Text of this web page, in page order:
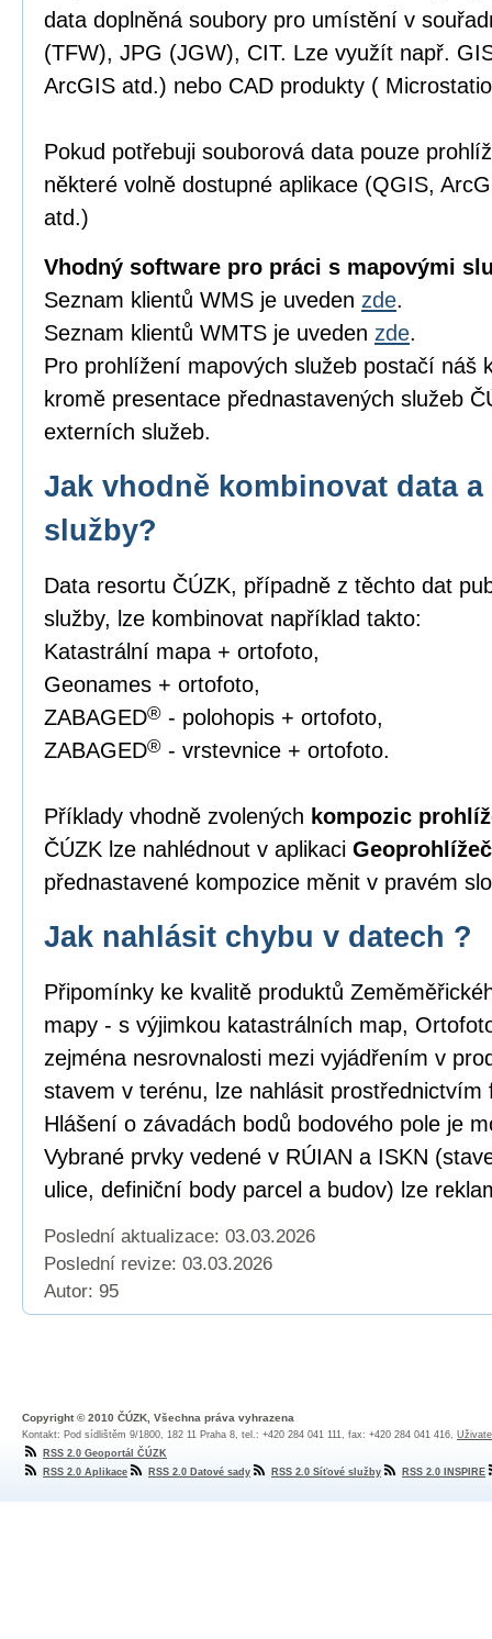
data doplněná soubory pro umístění v
(TFW), JPG (JGW), CIT. Lze využít např.
ArcGIS atd.) nebo CAD produkty (
Pokud potřebuji souborová data pouze
některé volně dostupné aplikace (QGIS,
atd.)
Vhodný software pro práci s mapovými
Seznam klientů WMS je uveden zde.
Seznam klientů WMTS je uveden zde.
Pro prohlížení mapových služeb postačí náš
kromě presentace přednastavených služeb
externích služeb.
Jak vhodně kombinovat data
služby?
Data resortu ČÚZK, případně z těchto dat
služby, lze kombinovat například takto:
Katastrální mapa + ortofoto,
Geonames + ortofoto,
ZABAGED® - polohopis + ortofoto,
ZABAGED® - vrstevnice + ortofoto.
Příklady vhodně zvolených kompozic
ČÚZK lze nahlédnout v aplikaci Geoprohlížeč
přednastavené kompozice měnit v pravém
Jak nahlásit chybu v datech ?
Připomínky ke kvalitě produktů
mapy - s výjimkou katastrálních map,
zejména nesrovnalosti mezi vyjádřením v
stavem v terénu, lze nahlásit
Hlášení o závadách bodů bodového pole je
Vybrané prvky vedené v RÚIAN a ISKN
ulice, definiční body parcel a budov) lze
Poslední aktualizace: 03.03.2026
Poslední revize: 03.03.2026
Autor: 95
Copyright © 2010 ČÚZK, Všechna práva vyhrazena
Kontakt: Pod sídlištěm 9/1800, 182 11 Praha 8, tel.: +420 284 041 111, fax: +420 284 041 416,
RSS 2.0 Geoportál ČÚZK
RSS 2.0 Aplikace
RSS 2.0 Datové sady RSS 2.0 Síťové služby RSS 2.0 INSPIRE